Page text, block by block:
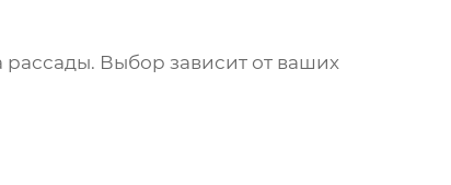
рассады. Выбор зависит от ваших